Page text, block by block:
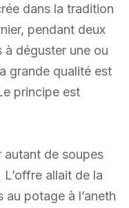
dans la tradition
pendant deux
à déguster une ou
grande qualité est
principe est
autant de soupes
allait de la
potage à l’aneth